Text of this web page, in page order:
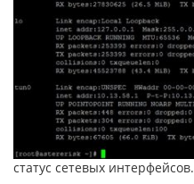
статус сетевых интерфейсов.